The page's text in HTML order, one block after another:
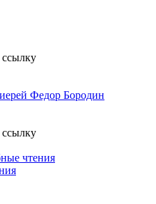
Федор Бородин
чтения